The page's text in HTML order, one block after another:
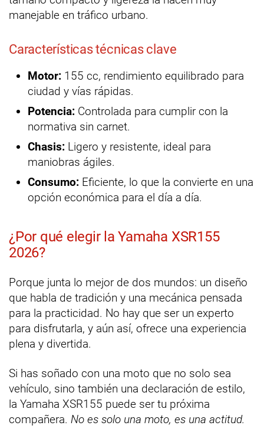
manejable en tráfico urbano.
Características técnicas clave
Motor: 155 cc, rendimiento equilibrado para
ciudad y vías rápidas.
Potencia: Controlada para cumplir con la
normativa sin carnet.
Chasis: Ligero y resistente, ideal para
maniobras ágiles.
Consumo: Eficiente, lo que la convierte en una
opción económica para el día a día.
¿Por qué elegir la Yamaha XSR155
2026?
Porque junta lo mejor de dos mundos: un diseño
que habla de tradición y una mecánica pensada
para la practicidad. No hay que ser un experto
para disfrutarla, y aún así, ofrece una experiencia
plena y divertida.
Si has soñado con una moto que no solo sea
vehículo, sino también una declaración de estilo,
la Yamaha XSR155 puede ser tu próxima
compañera. No es solo una moto, es una actitud.